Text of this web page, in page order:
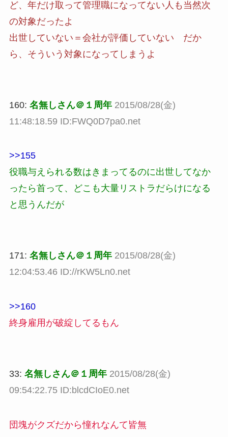
ど、年だけ取って管理職になってない人も当然次
の対象だったよ
出世していない＝会社が評価していない だか
ら、そういう対象になってしまうよ
160: 名無しさん＠１周年 2015/08/28(金)
11:48:18.59 ID:FWQ0D7pa0.net
>>155
役職与えられる数はきまってるのに出世してなか
ったら首って、どこも大量リストラだらけになる
と思うんだが
171: 名無しさん＠１周年 2015/08/28(金)
12:04:53.46 ID://rKW5Ln0.net
>>160
終身雇用が破綻してるもん
33: 名無しさん＠１周年 2015/08/28(金)
09:54:22.75 ID:blcdCIoE0.net
団塊がクズだから憧れなんて皆無